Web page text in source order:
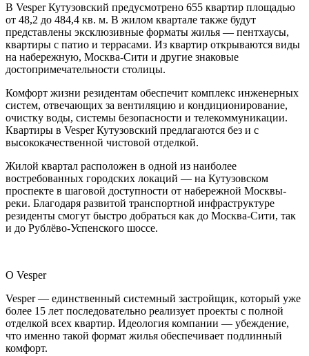
В Vesper Кутузовский предусмотрено 655 квартир площадью
от 48,2 до 484,4 кв. м. В жилом квартале также будут
представлены эксклюзивные форматы жилья — пентхаусы,
квартиры с патио и террасами. Из квартир открываются виды
на набережную, Москва-Сити и другие знаковые
достопримечательности столицы.
Комфорт жизни резидентам обеспечит комплекс инженерных
систем, отвечающих за вентиляцию и кондиционирование,
очистку воды, системы безопасности и телекоммуникации.
Квартиры в Vesper Кутузовский предлагаются без и с
высококачественной чистовой отделкой.
Жилой квартал расположен в одной из наиболее
востребованных городских локаций — на Кутузовском
проспекте в шаговой доступности от набережной Москвы-
реки. Благодаря развитой транспортной инфраструктуре
резиденты смогут быстро добраться как до Москва-Сити, так
и до Рублёво-Успенского шоссе.
О Vesper
Vesper — единственный системный застройщик, который уже
более 15 лет последовательно реализует проекты с полной
отделкой всех квартир. Идеология компании — убеждение,
что именно такой формат жилья обеспечивает подлинный
комфорт.